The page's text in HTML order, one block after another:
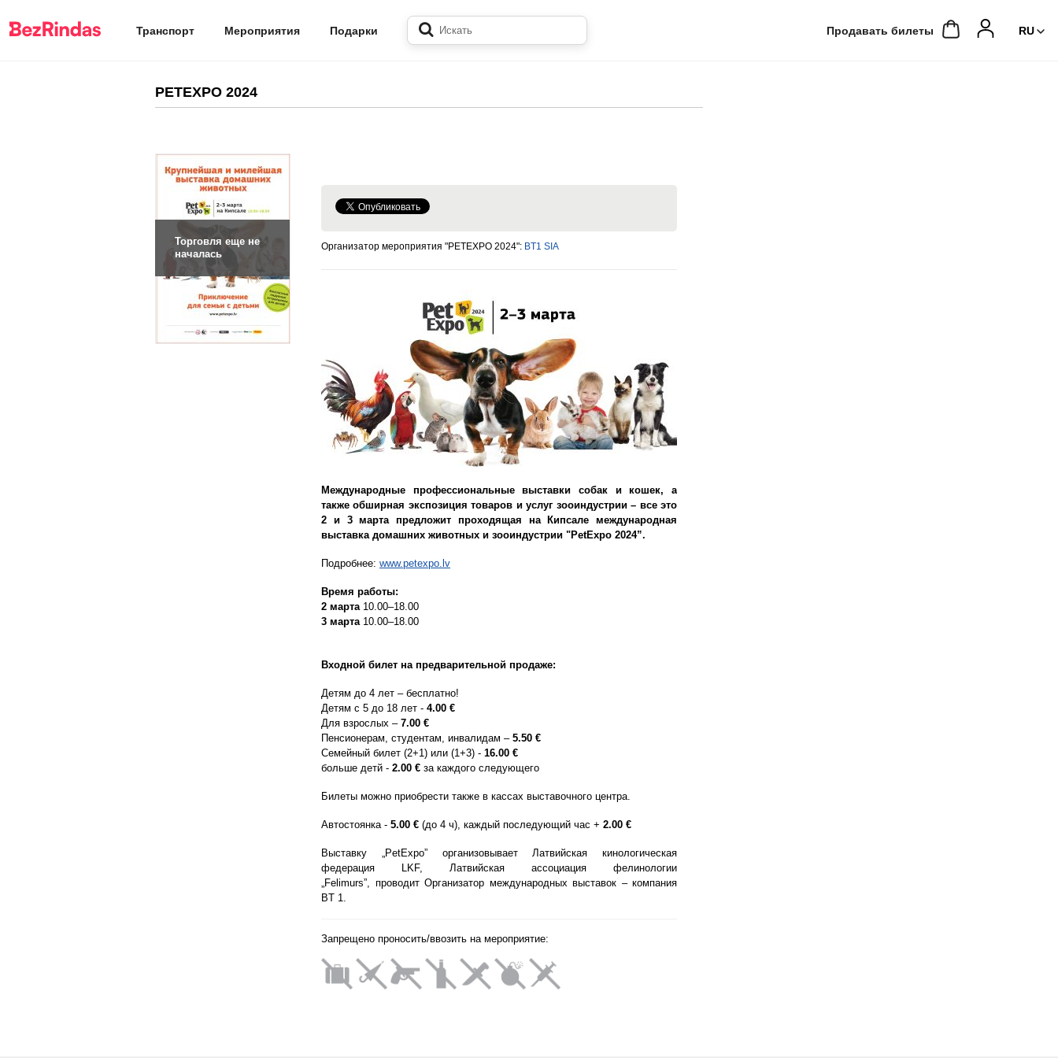
Транспорт Мероприятия Подарки Продавать билеты
PETEXPO 2024
Торговля еще не
началась
Организатор мероприятия "PETEXPO 2024": BT1 SIA
Международные профессиональные выставки собак и кошек, а
также обширная экспозиция товаров и услуг зооиндустрии – все это
2 и 3 марта предложит проходящая на Кипсале международная
выставка домашних животных и зооиндустрии "PetExpo 2024”.
Подробнее: www.petexpo.lv
Время работы:
2 марта 10.00–18.00
3 марта 10.00–18.00
Bходной билет на предварительной продаже:
Детям до 4 лет – бесплатнo!
Детям c 5 до 18 лет - 4.00 €
Для взрослых – 7.00 €
Пенсионерам, студентам, инвалидам – 5.50 €
Семейный билет (2+1) или (1+3) - 16.00 €
больше детй - 2.00 € за каждого следующего
Билеты можно приобрести также в кассах выставочного центра.
Aвтостоянка- 5.00 € (до 4 ч), каждый последующий час + 2.00 €
Выставку „PetExpo” организoвывает Латвийская кинологическая
федерация LKF, Латвийская ассоциация фелинологии
„Felimurs”, проводит Организатор международных выставок – компания
BT 1.
Запрещено проносить/ввозить на мероприятие: